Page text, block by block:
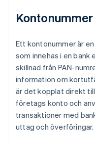
Kontonummer
Ett kontonummer är
som innehas i en bank
skillnad från PAN-
information om
är det kopplat direkt
företags konto och
transaktioner med
uttag och överföringar.